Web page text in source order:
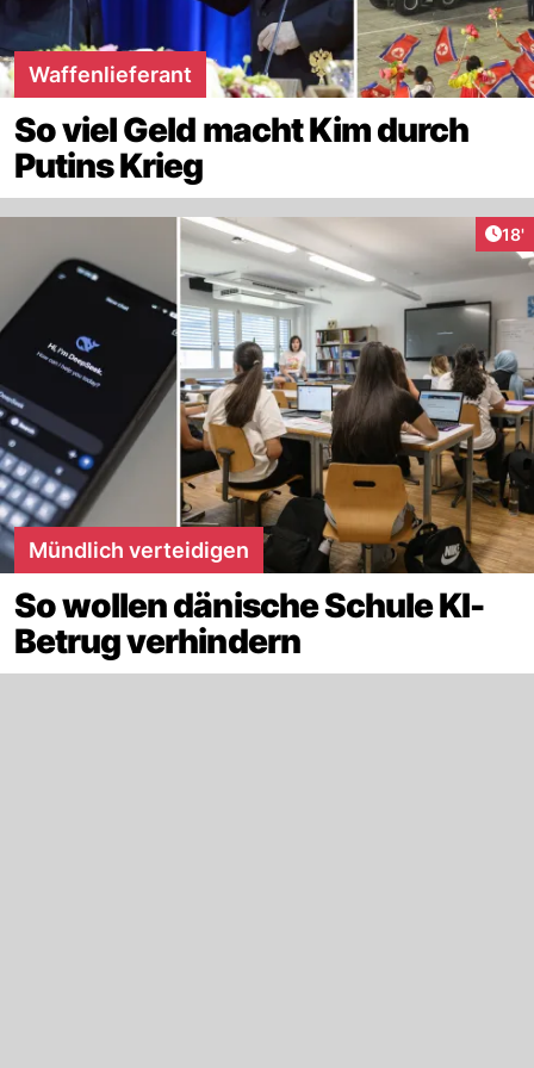
Waffenlieferant
So viel Geld macht Kim durch
Putins Krieg
18'
Mündlich verteidigen
So wollen dänische Schule KI-
Betrug verhindern